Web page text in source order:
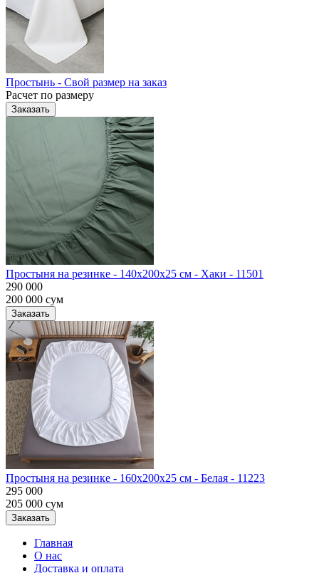
Простынь - Свой размер на заказ
Расчет по размеру
Заказать
Простыня на резинке - 140x200x25 cм - Хаки - 11501
290 000
200 000 сум
Заказать
Простыня на резинке - 160x200x25 cм - Белая - 11223
295 000
205 000 сум
Заказать
Главная
О нас
Доставка и оплата